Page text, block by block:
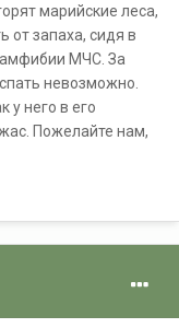
марийские леса,
от запаха, сидя в
амфибии МЧС. За
невозможно.
у него в его
Пожелайте нам,